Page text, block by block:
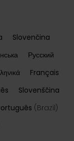
Slovenčina
Русский
Français
Slovenščina
(Brazil)